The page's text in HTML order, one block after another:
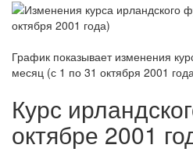
График показывает изменения
месяц (с 1 по 31 октября 2001
Курс
октябре 2001